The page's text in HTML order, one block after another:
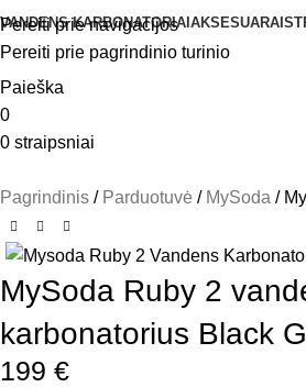
Pereiti prie navigacijos
Pereiti prie pagrindinio turinio
VANDENS KARBONATORIAI AKSESUARAI
Paieška
0
0 straipsniai
Pagrindinis Parduotuvė MySoda
MySoda Ruby 2
karbonatorius Black
199 €